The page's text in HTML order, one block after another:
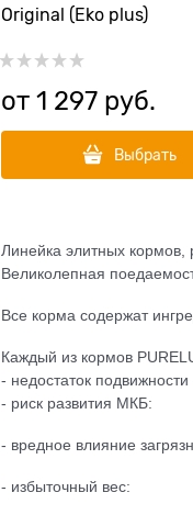
Original (Eko plus)
от 1 297 руб.
Выбрать
Линейка элитных кормов,
Великолепная
Все корма содержат
Каждый из кормов
- недостаток
- риск развития МКБ:
- вредное влияние
- избыточный вес: